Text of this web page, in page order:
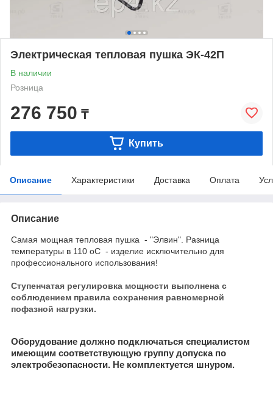
Электрическая тепловая пушка ЭК-42П
В наличии
Розница
276 750 ₸
Купить
Описание Характеристики Доставка Оплата
Описание
Самая мощная тепловая пушка - "Элвин". Разница
температуры в 110 оС - изделие исключительно для
профессионального использования!
Ступенчатая регулировка мощности выполнена с
соблюдением правила сохранения равномерной
пофазной нагрузки.
Оборудование должно подключаться специалистом
имеющим соответствующую группу допуска по
электробезопасности. Не комплектуется шнуром.